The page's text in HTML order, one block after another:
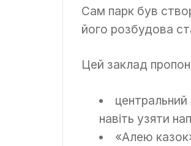
Сам парк був
його розбудова
Цей заклад
навіть узяти
«Алею